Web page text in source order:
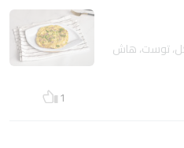
توست، هاش
1